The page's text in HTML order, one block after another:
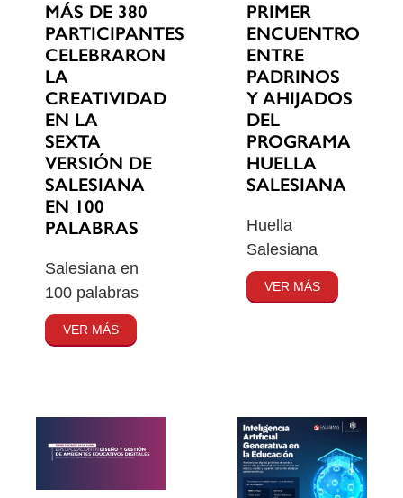
MÁS DE 380
PARTICIPANTES
CELEBRARON
LA
CREATIVIDAD
EN LA
SEXTA
VERSIÓN DE
SALESIANA
EN 100
PALABRAS
Salesiana en
100 palabras
VER MÁS
PRIMER
ENCUENTRO
ENTRE
PADRINOS
Y AHIJADOS
DEL
PROGRAMA
HUELLA
SALESIANA
Huella
Salesiana
VER MÁS